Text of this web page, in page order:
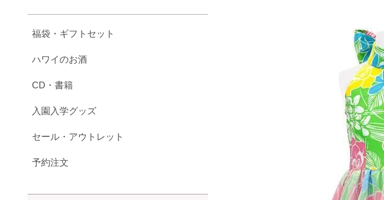
福袋・ギフトセット
ハワイのお酒
CD・書籍
入園入学グッズ
セール・アウトレット
予約注文